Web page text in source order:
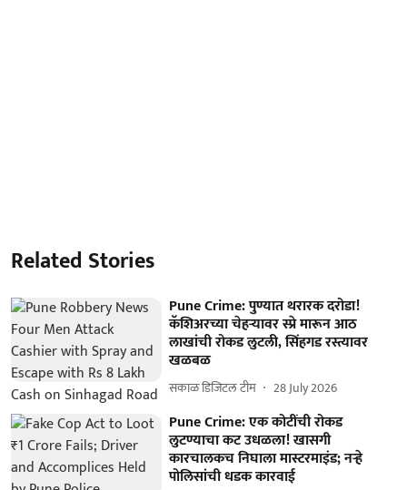
Related Stories
Pune Crime: पुण्यात थरारक दरोडा!
कॅशिअरच्या चेहऱ्यावर स्प्रे मारून आठ
लाखांची रोकड लुटली, सिंहगड रस्त्यावर
खळबळ
सकाळ डिजिटल टीम 28 July 2026
Pune Crime: एक कोटींची रोकड
लुटण्याचा कट उधळला! खासगी
कारचालकच निघाला मास्टरमाइंड; नर्‍हे
पोलिसांची धडक कारवाई